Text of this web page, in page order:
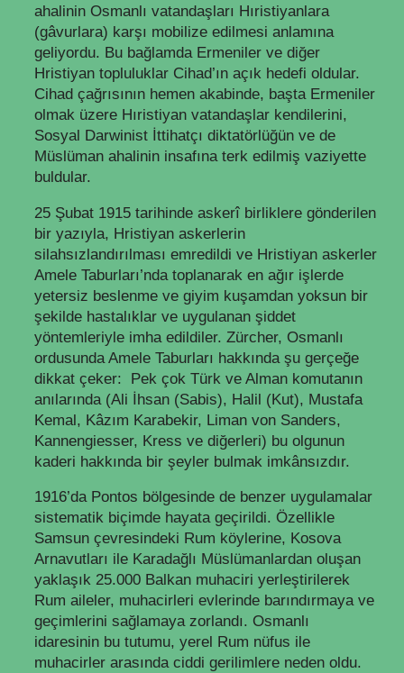
ahalinin Osmanlı vatandaşları Hıristiyanlara
(gâvurlara) karşı mobilize edilmesi anlamına
geliyordu. Bu bağlamda Ermeniler ve diğer
Hristiyan topluluklar Cihad’ın açık hedefi oldular.
Cihad çağrısının hemen akabinde, başta Ermeniler
olmak üzere Hıristiyan vatandaşlar kendilerini,
Sosyal Darwinist İttihatçı diktatörlüğün ve de
Müslüman ahalinin insafına terk edilmiş vaziyette
buldular.
25 Şubat 1915 tarihinde askerî birliklere gönderilen
bir yazıyla, Hristiyan askerlerin
silahsızlandırılması emredildi ve Hristiyan askerler
Amele Taburları’nda toplanarak en ağır işlerde
yetersiz beslenme ve giyim kuşamdan yoksun bir
şekilde hastalıklar ve uygulanan şiddet
yöntemleriyle imha edildiler. Zürcher, Osmanlı
ordusunda Amele Taburları hakkında şu gerçeğe
dikkat çeker: Pek çok Türk ve Alman komutanın
anılarında (Ali İhsan (Sabis), Halil (Kut), Mustafa
Kemal, Kâzım Karabekir, Liman von Sanders,
Kannengiesser, Kress ve diğerleri) bu olgunun
kaderi hakkında bir şeyler bulmak imkânsızdır.
1916’da Pontos bölgesinde de benzer uygulamalar
sistematik biçimde hayata geçirildi. Özellikle
Samsun çevresindeki Rum köylerine, Kosova
Arnavutları ile Karadağlı Müslümanlardan oluşan
yaklaşık 25.000 Balkan muhaciri yerleştirilerek
Rum aileler, muhacirleri evlerinde barındırmaya ve
geçimlerini sağlamaya zorlandı. Osmanlı
idaresinin bu tutumu, yerel Rum nüfus ile
muhacirler arasında ciddi gerilimlere neden oldu.